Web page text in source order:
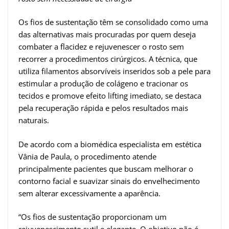
Os fios de sustentação têm se consolidado como uma
das alternativas mais procuradas por quem deseja
combater a flacidez e rejuvenescer o rosto sem
recorrer a procedimentos cirúrgicos. A técnica, que
utiliza filamentos absorvíveis inseridos sob a pele para
estimular a produção de colágeno e tracionar os
tecidos e promove efeito lifting imediato, se destaca
pela recuperação rápida e pelos resultados mais
naturais.
De acordo com a biomédica especialista em estética
Vânia de Paula, o procedimento atende
principalmente pacientes que buscam melhorar o
contorno facial e suavizar sinais do envelhecimento
sem alterar excessivamente a aparência.
“Os fios de sustentação proporcionam um